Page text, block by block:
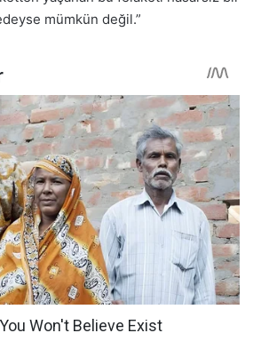
mümkün değil.”